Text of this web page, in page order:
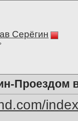
Серёгин
Проездом